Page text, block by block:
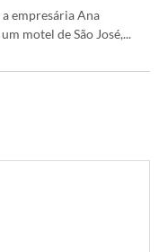
empresária Ana
motel de São José,...